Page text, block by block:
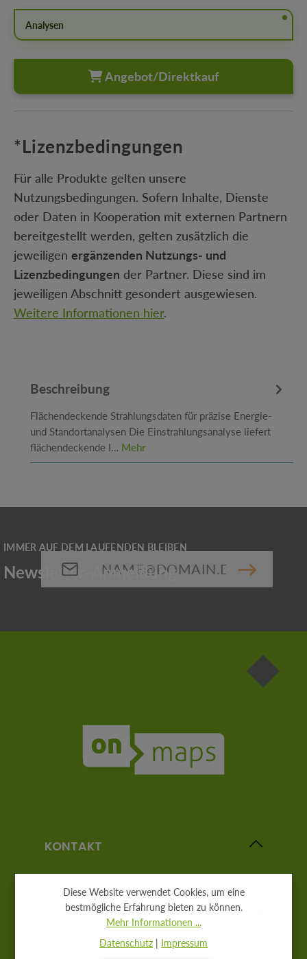
Analysen
Angebot/Direktkauf
*Lizenzbedingungen
Für alle Produkte gelten unsere
Nutzungsbedingungen. Sofern Inhalte, Dienste
oder Daten in Kooperation mit externen Partnern
bereitgestellt werden, gelten zusätzlich die
jeweiligen ergänzenden Nutzungs- und
Lizenzbedingungen der Partner. Diese sind im
jeweiligen Abschnitt gesondert ausgewiesen.
Weitere Informationen hier.
Beschreibung
Flächendeckende Strahlungsdaten für präzise Energie-
und Standortanalysen Die Einstrahlungsanalyse liefert
flächendeckende I… Mehr
Pflichtfelder.
KONTAKT
WIR AUF SOCIAL MEDIA
Diese Website verwendet Cookies, um eine
bestmögliche Erfahrung bieten zu können.
Mehr Informationen ...
Datenschutz | Impressum